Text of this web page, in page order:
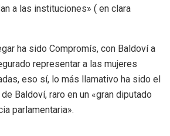
a las instituciones» ( en clara
ha sido Compromís, con Baldoví a
representar a las mujeres
eso sí, lo más llamativo ha sido el
Baldoví, raro en un «gran diputado
parlamentaria».